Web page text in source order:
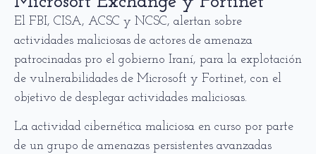
El FBI, CISA, ACSC y NCSC, alertan sobre
actividades maliciosas de actores de amenaza
patrocinadas pro el gobierno Iraní, para la explotación
de vulnerabilidades de Microsoft y Fortinet, con el
objetivo de desplegar actividades maliciosas.
La actividad cibernética maliciosa en curso por parte
de un grupo de amenazas persistentes avanzadas